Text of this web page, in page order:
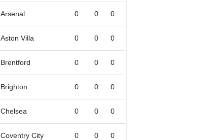
Arsenal 0 0 0
Aston Villa 0 0 0
Brentford 0 0 0
Brighton 0 0 0
Chelsea 0 0 0
Coventry City 0 0 0